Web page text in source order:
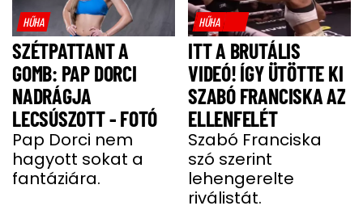
HŰHA
SZÉTPATTANT A
GOMB: PAP DORCI
NADRÁGJA
LECSÚSZOTT - FOTÓ
Pap Dorci nem
hagyott sokat a
fantáziára.
HŰHA
ITT A BRUTÁLIS
VIDEÓ! ÍGY ÜTÖTTE KI
SZABÓ FRANCISKA AZ
ELLENFELÉT
Szabó Franciska
szó szerint
lehengerelte
riválistát.